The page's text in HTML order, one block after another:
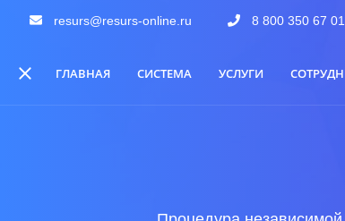
resurs@resurs-online.ru 8 800 350 67 01
ГЛАВНАЯ СИСТЕМА УСЛУГИ